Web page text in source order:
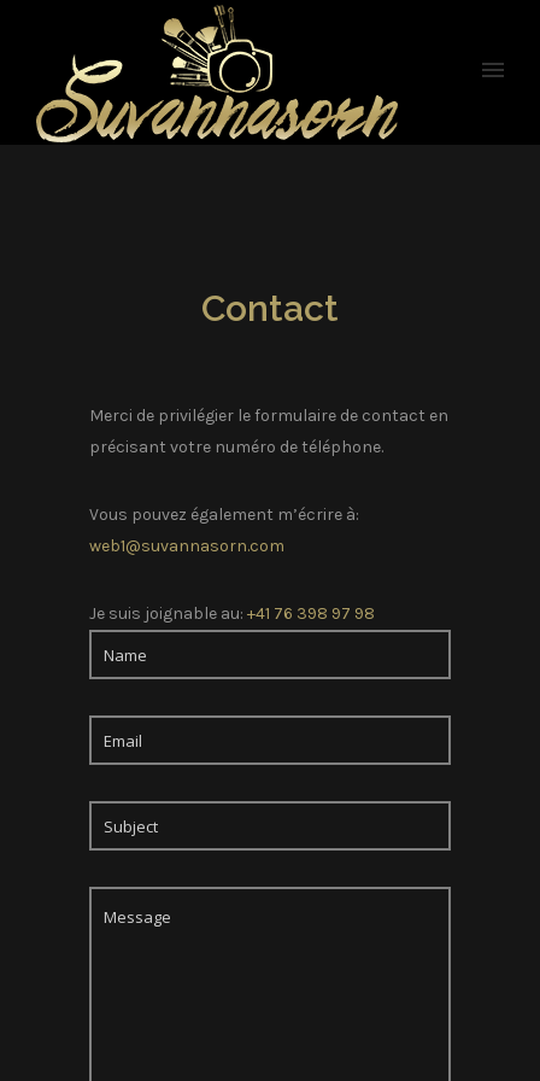
Contact
Merci de privilégier le formulaire de contact en
précisant votre numéro de téléphone.
Vous pouvez également m’écrire à:
web1@suvannasorn.com
Je suis joignable au: +41 76 398 97 98